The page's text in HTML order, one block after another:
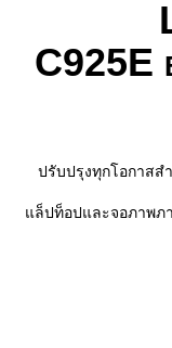
C925E
ปรับปรุงทุกโอกาสส
แล็ปท็อปและจอภาพภ